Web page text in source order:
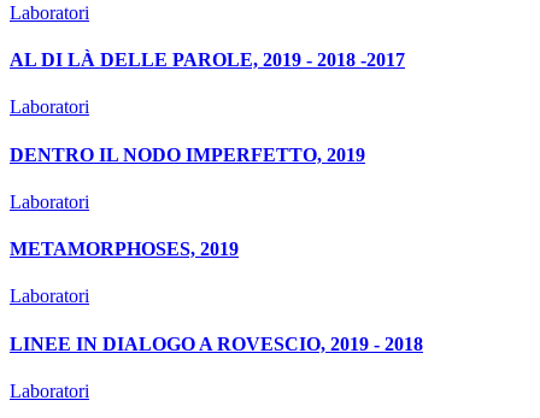
Laboratori
AL DI LÀ DELLE PAROLE, 2019 - 2018 -2017
Laboratori
DENTRO IL NODO IMPERFETTO, 2019
Laboratori
METAMORPHOSES, 2019
Laboratori
LINEE IN DIALOGO A ROVESCIO, 2019 - 2018
Laboratori